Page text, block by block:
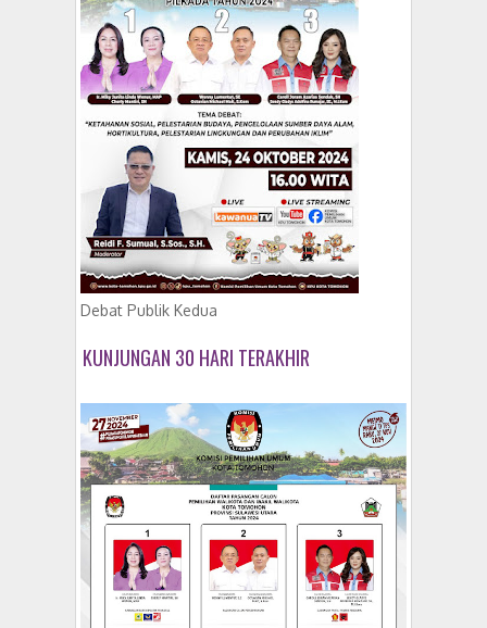
Debat Publik Kedua
KUNJUNGAN 30 HARI TERAKHIR